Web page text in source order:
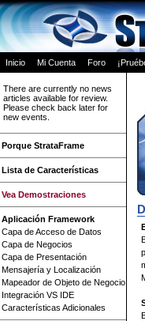
Inicio Mi Cuenta Foro
There are currently no news
articles available for review.
Please check back later for
new events.
Porque StrataFrame
Lista de Características
Vea Demostraciones
Aplicación Framework
Capa de Acceso de Datos
Capa de Negocios
Capa de Presentación
Mensajería y Localización
Mapeador de Objeto de Negocio
Integración VS IDE
Características Adicionales